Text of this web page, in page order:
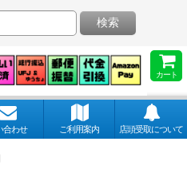
カート
検索
合わせ ご利用案内 店頭受取について